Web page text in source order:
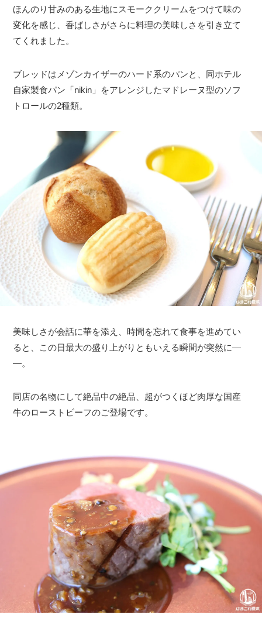
ほんのり甘みのある生地にスモーククリームをつけて味の
変化を感じ、香ばしさがさらに料理の美味しさを引き立て
てくれました。
ブレッドはメゾンカイザーのハード系のパンと、同ホテル
自家製食パン「nikin」をアレンジしたマドレーヌ型のソフ
トロールの2種類。
美味しさが会話に華を添え、時間を忘れて食事を進めてい
ると、この日最大の盛り上がりともいえる瞬間が突然に―
―。
同店の名物にして絶品中の絶品、超がつくほど肉厚な国産
牛のローストビーフのご登場です。